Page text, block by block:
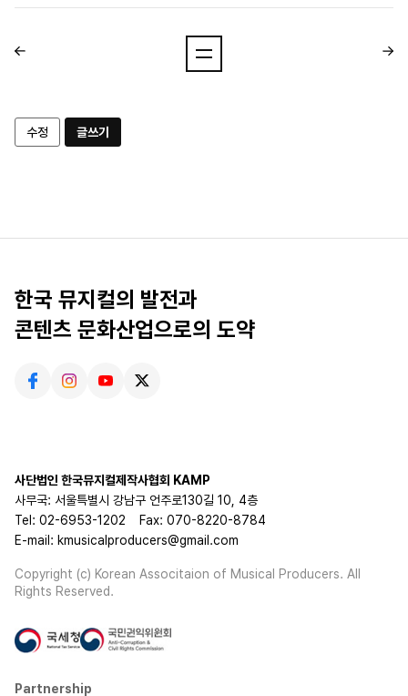
수정 글쓰기
한국 뮤지컬의 발전과
콘텐츠 문화산업으로의 도약
사단법인 한국뮤지컬제작사협회 KAMP
사무국: 서울특별시 강남구 언주로130길 10, 4층
Tel: 02-6953-1202
Fax: 070-8220-8784
E-mail: kmusicalproducers@gmail.com
Copyright (c) Korean Associtaion of Musical Producers. All
Rights Reserved.
Partnership